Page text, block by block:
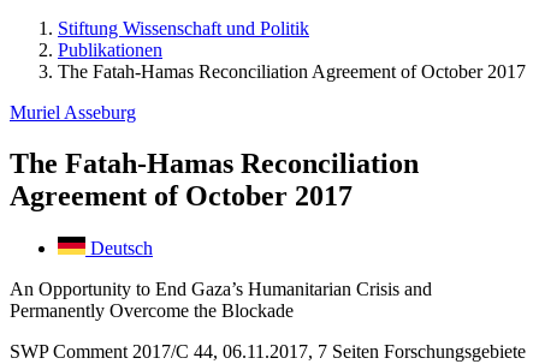
Stiftung Wissenschaft und Politik
Publikationen
The Fatah-Hamas Reconciliation Agreement of October 2017
Muriel Asseburg
The Fatah-Hamas Reconciliation
Agreement of October 2017
Deutsch
An Opportunity to End Gaza’s Humanitarian Crisis and
Permanently Overcome the Blockade
SWP Comment 2017/C 44, 06.11.2017, 7 Seiten Forschungsgebiete